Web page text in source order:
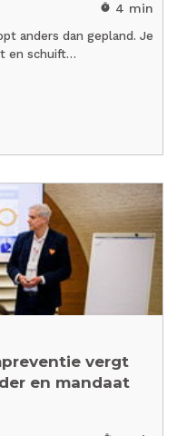
timer 4 min
anders dan gepland. Je
en schuift…
vergt
en mandaat